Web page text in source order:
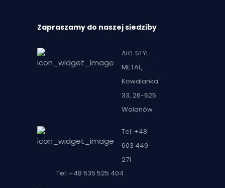
Zapraszamy do naszej siedziby
ART STYL
METAL,
Kowalanka
33, 26-625
Wolanów
Tel: +48
603 449
271
Tel: +48 535 525 404